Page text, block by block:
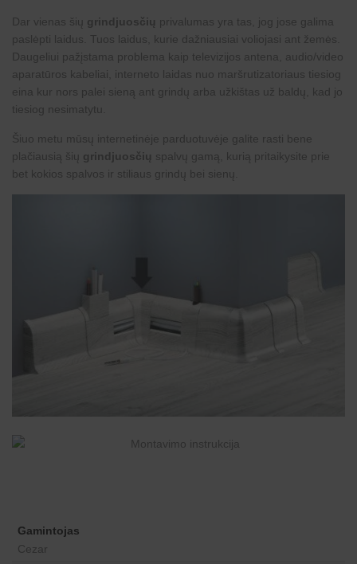
Dar vienas šių grindjuosčių privalumas yra tas, jog jose galima
paslėpti laidus. Tuos laidus, kurie dažniausiai voliojasi ant žemės.
Daugeliui pažįstama problema kaip televizijos antena, audio/video
aparatūros kabeliai, interneto laidas nuo maršrutizatoriaus tiesiog
eina kur nors palei sieną ant grindų arba užkištas už baldų, kad jo
tiesiog nesimatytu.
Šiuo metu mūsų internetinėje parduotuvėje galite rasti bene
plačiausią šių grindjuosčių spalvų gamą, kurią pritaikysite prie
bet kokios spalvos ir stiliaus grindų bei sienų.
Gamintojas
Cezar